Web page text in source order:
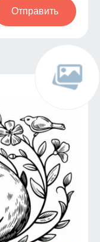
Отправить